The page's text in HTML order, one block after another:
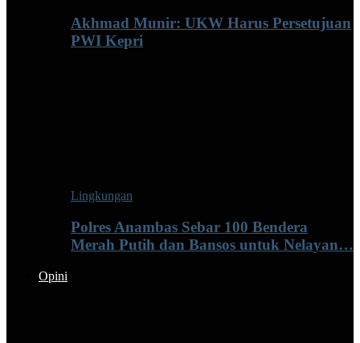
Akhmad Munir: UKW Harus Persetujuan
PWI Kepri
Lingkungan
Polres Anambas Sebar 100 Bendera
Merah Putih dan Bansos untuk Nelayan…
Opini